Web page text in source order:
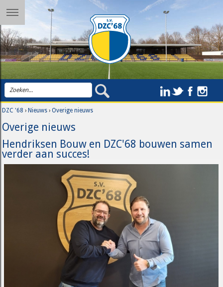
DZC '68 ›Nieuws ›Overige nieuws
Overige nieuws
Hendriksen Bouw en DZC'68 bouwen samen
verder aan succes!